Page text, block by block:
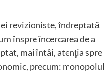
revizioniste, îndreptată
înspre încercarea de a
mai întâi, atenţia spre
precum: monopolul